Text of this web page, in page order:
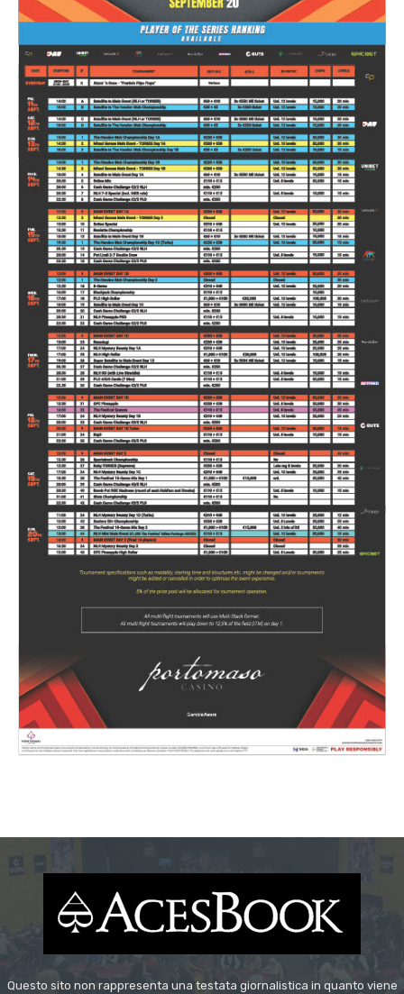
Questo sito non rappresenta una testata giornalistica in quanto viene